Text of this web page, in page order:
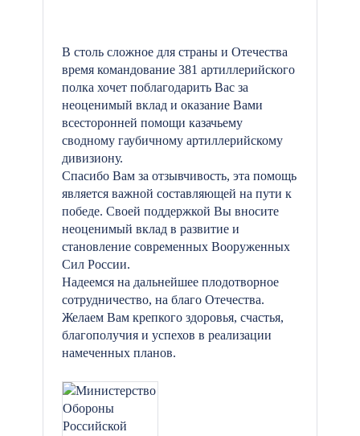
В столь сложное для страны и Отечества
время командование 381 артиллерийского
полка хочет поблагодарить Вас за
неоценимый вклад и оказание Вами
всесторонней помощи казачьему
сводному гаубичному артиллерийскому
дивизиону.
Спасибо Вам за отзывчивость, эта помощь
является важной составляющей на пути к
победе. Своей поддержкой Вы вносите
неоценимый вклад в развитие и
становление современных Вооруженных
Сил России.
Надеемся на дальнейшее плодотворное
сотрудничество, на благо Отечества.
Желаем Вам крепкого здоровья, счастья,
благополучия и успехов в реализации
намеченных планов.